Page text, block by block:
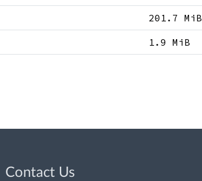
201.7 MiB
1.9 MiB
Contact Us